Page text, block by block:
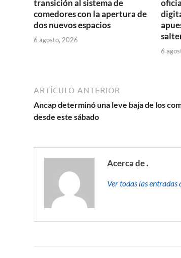
transición al sistema de
comedores con la apertura de
dos nuevos espacios
6 agosto, 2026
6
ARTÍCULO ANTERIOR
Ancap determinó una leve baja de los
desde este sábado
Acerca de .
Ver todas las entradas